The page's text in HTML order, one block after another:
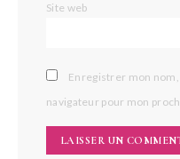
Site web
Enregistrer mon
navigateur pour mon